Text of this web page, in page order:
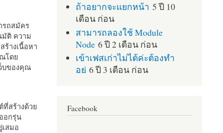
รถสมัคร
มัติ ความ
ร้างเนื้อหา
ณโดย
บของคุณ
ที่สร้างด้วย
อกรุ่น
สมอ
ถ้าอยากจะแยกหน้า 5 ปี 10
เดือน ก่อน
สามารถลองใช้ Module
Node 6 ปี 2 เดือน ก่อน
เข้าเฟสเก่าไม่ได้ค่ะต้องทำ
อย่ 6 ปี 3 เดือน ก่อน
Facebook